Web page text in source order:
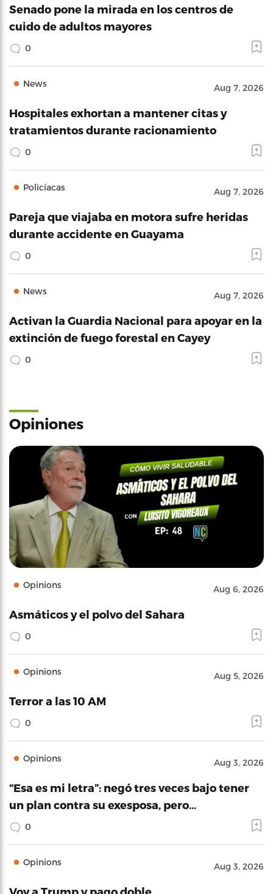
Senado pone la mirada en los centros de
cuido de adultos mayores
0
News Aug 7, 2026
Hospitales exhortan a mantener citas y
tratamientos durante racionamiento
0
Policíacas Aug 7, 2026
Pareja que viajaba en motora sufre heridas
durante accidente en Guayama
0
News Aug 7, 2026
Activan la Guardia Nacional para apoyar en la
extinción de fuego forestal en Cayey
0
Opiniones
Opinions Aug 6, 2026
Asmáticos y el polvo del Sahara
0
Opinions Aug 5, 2026
Terror a las 10 AM
0
Opinions Aug 3, 2026
“Esa es mi letra”: negó tres veces bajo tener
un plan contra su exesposa, pero…
0
Opinions Aug 3, 2026
Voy a Trump y pago doble